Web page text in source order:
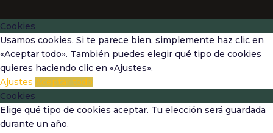
Cookies
Usamos cookies. Si te parece bien, simplemente haz clic en
«Aceptar todo». También puedes elegir qué tipo de cookies
quieres haciendo clic en «Ajustes».
Ajustes Aceptar todo
Cookies
Elige qué tipo de cookies aceptar. Tu elección será guardada
durante un año.